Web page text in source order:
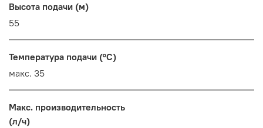
Высота подачи (м)
55
Температура подачи (°C)
макс. 35
Макс. производительность
(л/ч)